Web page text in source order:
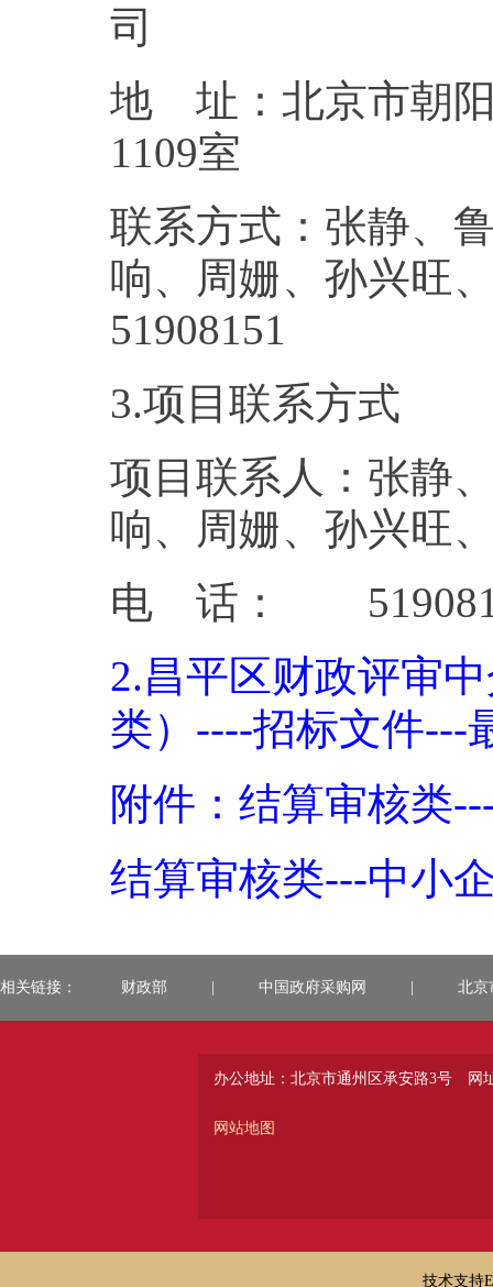
地 址：北京市朝阳
联系方式：张静、
响、周姗、孙兴旺
3.项目联系方式
项目联系人：张静
响、周姗、孙兴旺
电 话：
2.昌平区财政评审
类）----招标文件---
附件：结算审核类
结算审核类---中小
相关链接： 财政部 中国政府采购网 北京
办公地址：北京市通州区承安路3号
网站地图
网
技术支持